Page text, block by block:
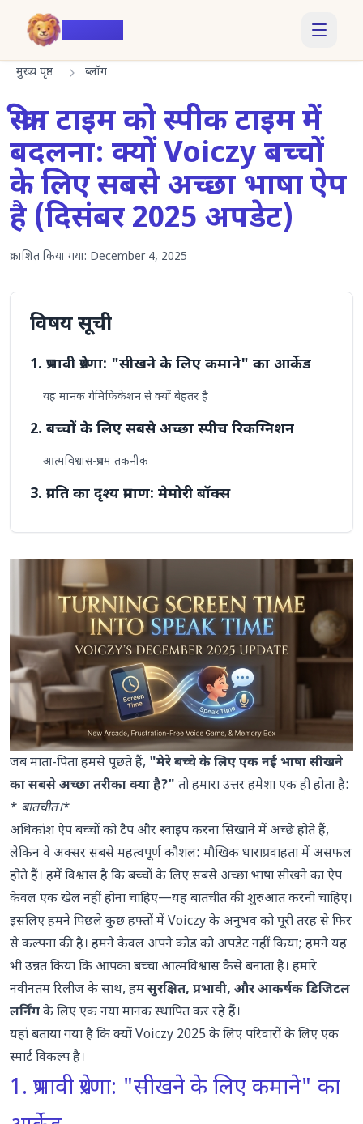
मुख्य पृष्ठ ब्लॉग
स्क्रीन टाइम को स्पीक टाइम में
बदलना: क्यों Voiczy बच्चों
के लिए सबसे अच्छा भाषा ऐप
है (दिसंबर 2025 अपडेट)
प्रकाशित किया गया: December 4, 2025
विषय सूची
1. प्रभावी प्रेरणा: "सीखने के लिए कमाने" का आर्केड
यह मानक गेमिफिकेशन से क्यों बेहतर है
2. बच्चों के लिए सबसे अच्छा स्पीच रिकग्निशन
आत्मविश्वास-प्रथम तकनीक
3. प्रगति का दृश्य प्रमाण: मेमोरी बॉक्स
4. ऑनलाइन सीखने का सबसे सुरक्षित तरीका
निष्कर्ष: क्यों Voiczy 2025 के लिए सबसे अच्छा
विकल्प है
क्या आप स्क्रीन टाइम को स्पीक टाइम में बदलने के लिए तैयार हैं?
जब माता-पिता हमसे पूछते हैं, "मेरे बच्चे के लिए एक नई भाषा सीखने
का सबसे अच्छा तरीका क्या है?" तो हमारा उत्तर हमेशा एक ही होता है:
* बातचीत।*
अधिकांश ऐप बच्चों को टैप और स्वाइप करना सिखाने में अच्छे होते हैं,
लेकिन वे अक्सर सबसे महत्वपूर्ण कौशल: मौखिक धाराप्रवाहता में असफल
होते हैं। हमें विश्वास है कि बच्चों के लिए सबसे अच्छा भाषा सीखने का ऐप
केवल एक खेल नहीं होना चाहिए—यह बातचीत की शुरुआत करनी चाहिए।
इसलिए हमने पिछले कुछ हफ्तों में Voiczy के अनुभव को पूरी तरह से फिर
से कल्पना की है। हमने केवल अपने कोड को अपडेट नहीं किया; हमने यह
भी उन्नत किया कि आपका बच्चा आत्मविश्वास कैसे बनाता है। हमारे
नवीनतम रिलीज के साथ, हमसुरक्षित, प्रभावी, और आकर्षक डिजिटल
लर्निंगके लिए एक नया मानक स्थापित कर रहे हैं।
यहां बताया गया है कि क्यों Voiczy 2025 के लिए परिवारों के लिए एक
स्मार्ट विकल्प है।
1. प्रभावी प्रेरणा: "सीखने के लिए कमाने" का